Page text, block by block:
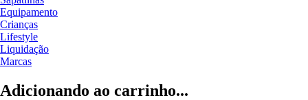
Equipamento
Crianças
Lifestyle
Liquidação
Marcas
Adicionando ao carrinho...